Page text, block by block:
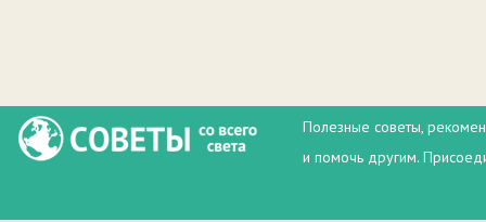
Полезные советы,
и помочь другим.